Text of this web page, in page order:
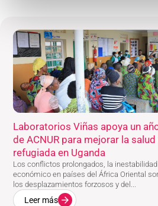
Laboratorios Viñas apoya un
de ACNUR para mejorar la
refugiada en Uganda
Los conflictos prolongados, la
económico en países del África Oriental
los desplazamientos forzosos y del...
Leer más